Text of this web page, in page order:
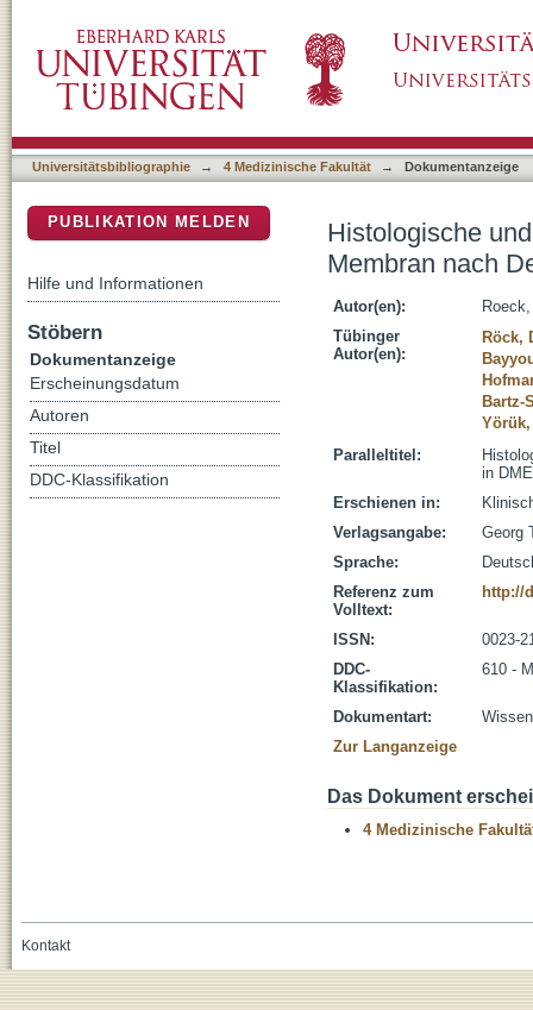
bei der DMEK- Operation
Universitätsbibliographie → 4 Medizinische Fakultät → Dokumentanzeige
Histologische
Membran nach
Autor(en):
Tübinger
Autor(en):
Röck,
Bartz-
Paralleltitel:
in
Erschienen in:
Verlagsangabe:
Georg
Sprache:
Referenz zum
Volltext:
http://
ISSN:
0023-
DDC-
Klassifikation:
610 -
Dokumentart:
Zur Langanzeige
Das Dokument
4 Medizinische
PUBLIKATION MELDEN
Hilfe und Informationen
Stöbern
Dokumentanzeige
Erscheinungsdatum
Autoren
Titel
DDC-Klassifikation
Kontakt